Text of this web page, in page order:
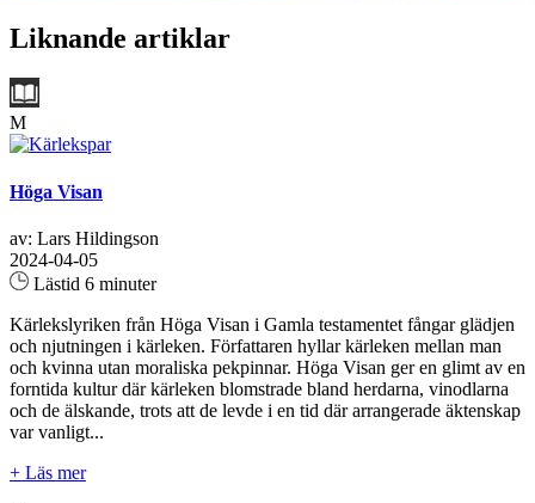
Liknande artiklar
M
Höga Visan
av: Lars Hildingson
2024-04-05
Lästid 6 minuter
Kärlekslyriken från Höga Visan i Gamla testamentet fångar glädjen
och njutningen i kärleken. Författaren hyllar kärleken mellan man
och kvinna utan moraliska pekpinnar. Höga Visan ger en glimt av en
forntida kultur där kärleken blomstrade bland herdarna, vinodlarna
och de älskande, trots att de levde i en tid där arrangerade äktenskap
var vanligt...
+ Läs mer